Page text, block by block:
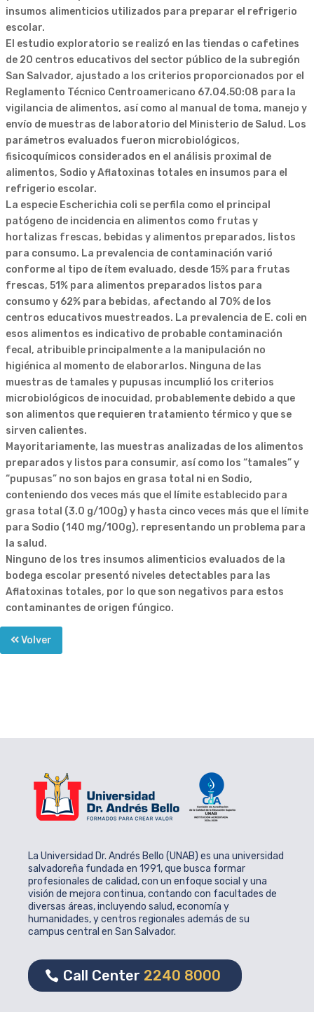
insumos alimenticios utilizados para preparar el refrigerio
escolar.
El estudio exploratorio se realizó en las tiendas o cafetines
de 20 centros educativos del sector público de la subregión
San Salvador, ajustado a los criterios proporcionados por el
Reglamento Técnico Centroamericano 67.04.50:08 para la
vigilancia de alimentos, así como al manual de toma, manejo y
envío de muestras de laboratorio del Ministerio de Salud. Los
parámetros evaluados fueron microbiológicos,
fisicoquímicos considerados en el análisis proximal de
alimentos, Sodio y Aflatoxinas totales en insumos para el
refrigerio escolar.
La especie Escherichia coli se perfila como el principal
patógeno de incidencia en alimentos como frutas y
hortalizas frescas, bebidas y alimentos preparados, listos
para consumo. La prevalencia de contaminación varió
conforme al tipo de ítem evaluado, desde 15% para frutas
frescas, 51% para alimentos preparados listos para
consumo y 62% para bebidas, afectando al 70% de los
centros educativos muestreados. La prevalencia de E. coli en
esos alimentos es indicativo de probable contaminación
fecal, atribuible principalmente a la manipulación no
higiénica al momento de elaborarlos. Ninguna de las
muestras de tamales y pupusas incumplió los criterios
microbiológicos de inocuidad, probablemente debido a que
son alimentos que requieren tratamiento térmico y que se
sirven calientes.
Mayoritariamente, las muestras analizadas de los alimentos
preparados y listos para consumir, así como los “tamales” y
“pupusas” no son bajos en grasa total ni en Sodio,
conteniendo dos veces más que el límite establecido para
grasa total (3.0 g/100g) y hasta cinco veces más que el límite
para Sodio (140 mg/100g), representando un problema para
la salud.
Ninguno de los tres insumos alimenticios evaluados de la
bodega escolar presentó niveles detectables para las
Aflatoxinas totales, por lo que son negativos para estos
contaminantes de origen fúngico.
Volver
La Universidad Dr. Andrés Bello (UNAB) es una universidad
salvadoreña fundada en 1991, que busca formar
profesionales de calidad, con un enfoque social y una
visión de mejora continua, contando con facultades de
diversas áreas, incluyendo salud, economía y
humanidades, y centros regionales además de su
campus central en San Salvador.
Call Center 2240 8000